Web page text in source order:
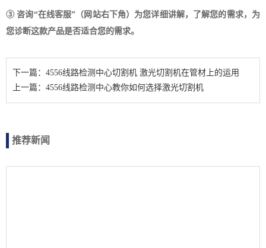
③ 咨询“在线客服”（网站右下角）为您详细讲解，了解您的需求，为
您诊断这款产品是否适合您的需求。
下一篇：4556线路检测中心切割机 激光切割机在管材上的运用
上一篇：4556线路检测中心教你如何选择激光切割机
推荐新闻